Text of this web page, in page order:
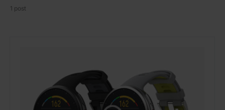
1 post